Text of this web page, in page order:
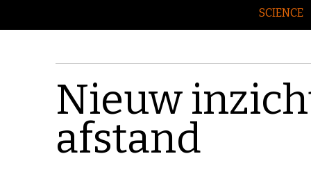
SCIENCE
Nieuw
afstand